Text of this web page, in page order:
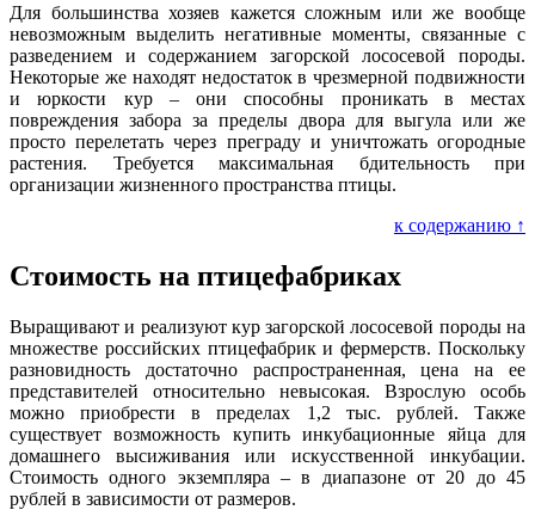
Для большинства хозяев кажется сложным или же вообще
невозможным выделить негативные моменты, связанные с
разведением и содержанием загорской лососевой породы.
Некоторые же находят недостаток в чрезмерной подвижности
и юркости кур – они способны проникать в местах
повреждения забора за пределы двора для выгула или же
просто перелетать через преграду и уничтожать огородные
растения. Требуется максимальная бдительность при
организации жизненного пространства птицы.
к содержанию ↑
Стоимость на птицефабриках
Выращивают и реализуют кур загорской лососевой породы на
множестве российских птицефабрик и фермерств. Поскольку
разновидность достаточно распространенная, цена на ее
представителей относительно невысокая. Взрослую особь
можно приобрести в пределах 1,2 тыс. рублей. Также
существует возможность купить инкубационные яйца для
домашнего высиживания или искусственной инкубации.
Стоимость одного экземпляра – в диапазоне от 20 до 45
рублей в зависимости от размеров.